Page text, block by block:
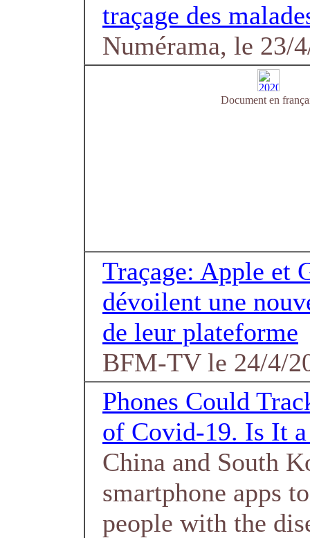
traçage des
Numérama, le 23/
Document en
Traçage: Apple et
dévoilent une
de leur plateforme
BFM-TV le 24/4/
Phones Could
of Covid-19. Is It a
China and South
smartphone apps
people with the